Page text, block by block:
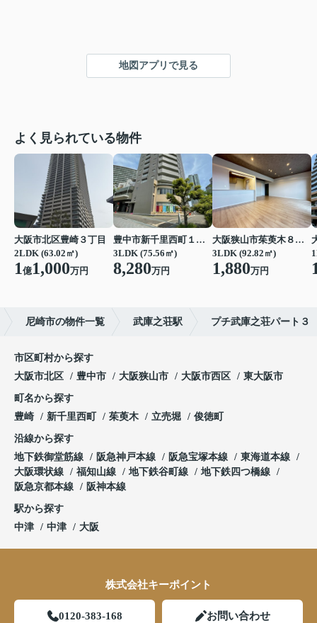
地図アプリで見る
よく見られている物件
大阪市北区豊崎３丁目
2LDK (63.02㎡)
1億1,000万円
豊中市新千里西町１丁目
3LDK (75.56㎡)
8,280万円
大阪狭山市茱萸木８丁目
3LDK (92.82㎡)
1,880万円
尼崎市の物件一覧 武庫之荘駅 プチ武庫之荘パート３
市区町村から探す
大阪市北区
豊中市 大阪狭山市 大阪市西区 東大阪市
町名から探す
豊崎
新千里西町 茱萸木 立売堀 俊徳町
沿線から探す
地下鉄御堂筋線
阪急神戸本線 阪急宝塚本線
東海道本線
大阪環状線
福知山線 地下鉄谷町線
地下鉄四つ橋線
阪急京都本線
阪神本線
駅から探す
中津
中津 大阪
株式会社キーポイント
0120-383-168 お問い合わせ